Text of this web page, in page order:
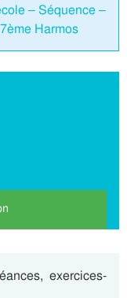
– Séquence –
Harmos
exercices-